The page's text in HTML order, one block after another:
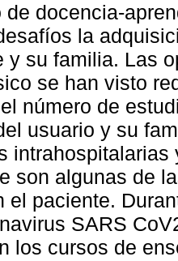
de docencia-
la
y su familia. Las
se han visto
número de
usuario y su
son algunas de
el paciente.
SARS
los cursos de